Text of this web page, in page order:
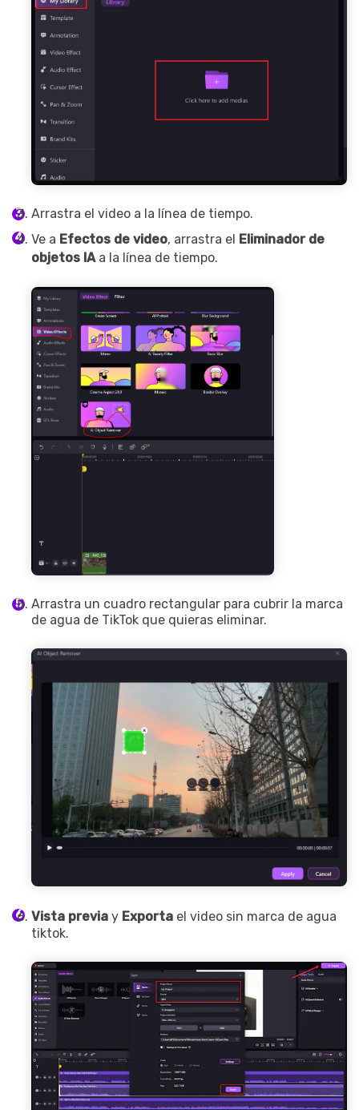
Arrastra el video a la línea de tiempo.
Ve a Efectos de video, arrastra el Eliminador de
objetos IAa la línea de tiempo.
Arrastra un cuadro rectangular para cubrir la marca
de agua de TikTok que quieras eliminar.
Vista previa y Exporta el video sin marca de agua
tiktok.